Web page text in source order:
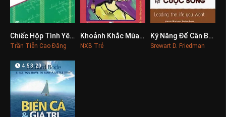
0Chiếc Hộp Tình Yêu Trong Đêm Giáng Sinh
Trần Tiễn Cao Đăng
0Khoảnh Khắc Mùa Xuân
NXB Trẻ
0Kỹ Năng Để Cân Bằng Giữa Công Việc Và Cuộc Sống
Srewart D. Friedman
4:53:20